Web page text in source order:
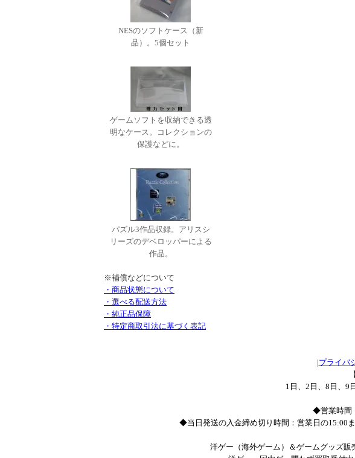
NESのソフトケース（新
品）。5個セット
ゲームソフトを収納できる透
明なケース。コレクションの
保護などに。
パズル3作品収録。アリスシ
リーズのデベロッパーによる
作品。
※補償などについて
・商品状態について
・選べる配送方法
・純正品保障
・特定商取引法に基づく表記
|プライバ
1日、2日、8日、9
◆営業時間
◆当日発送の入金締め切り時間：営業日の15:00ま
洋ゲー（海外ゲーム）＆ゲームグッズ販